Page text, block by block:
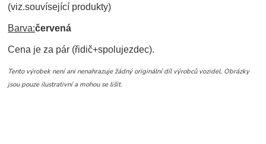
(viz.souvísející produkty)
Barva:červená
Cena je za pár (řidič+spolujezdec).
Tento výrobek není ani nenahrazuje žádný originální díl výrobců vozidel. Obrázky
jsou pouze ilustrativní a mohou se lišit.